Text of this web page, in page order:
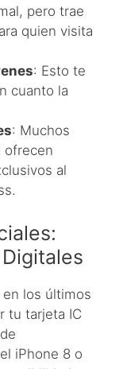
pero trae
quien visita
: Esto te
cuanto la
: Muchos
ofrecen
al
los últimos
tu tarjeta IC
iPhone 8 o